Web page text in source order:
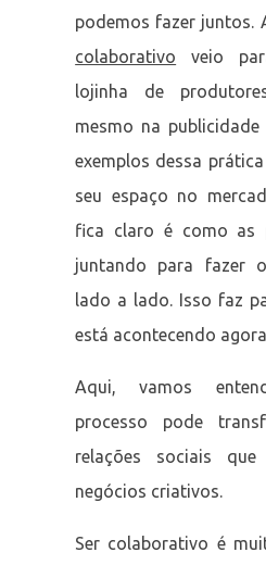
podemos fazer juntos.
colaborativo veio
lojinha de
mesmo na
exemplos dessa
seu espaço no
fica claro é como as
juntando para fazer
lado a lado. Isso faz
está acontecendo
Aqui, vamos
processo pode
relações sociais
negócios criativos.
Ser colaborativo é